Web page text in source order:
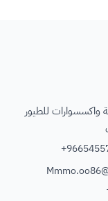
واكسسوارات للطيور